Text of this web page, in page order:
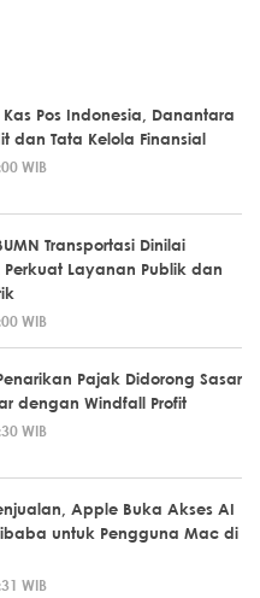
Pos Indonesia, Danantara
dan Tata Kelola Finansial
WIB
Transportasi Dinilai
Perkuat Layanan Publik dan
WIB
Pajak Didorong Sasar
dengan Windfall Profit
WIB
Apple Buka Akses AI
untuk Pengguna Mac di
WIB